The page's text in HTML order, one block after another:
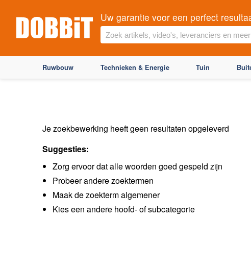
Uw garantie voor een perfect
Ruwbouw Technieken & Energie Tuin
Je zoekbewerking heeft geen resultaten opgeleverd
Suggesties:
Zorg ervoor dat alle woorden goed gespeld zijn
Probeer andere zoektermen
Maak de zoekterm algemener
Kies een andere hoofd- of subcategorie